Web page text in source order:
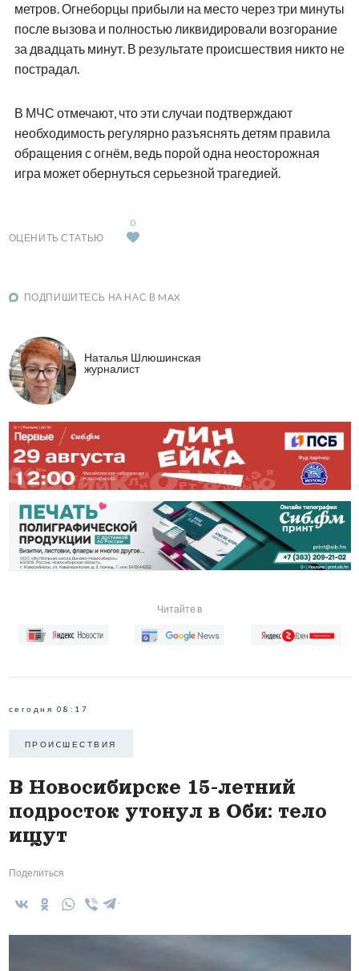
метров. Огнеборцы прибыли на место через три минуты
после вызова и полностью ликвидировали возгорание
за двадцать минут. В результате происшествия никто не
пострадал.
В МЧС отмечают, что эти случаи подтверждают
необходимость регулярно разъяснять детям правила
обращения с огнём, ведь порой одна неосторожная
игра может обернуться серьезной трагедией.
ОЦЕНИТЬ СТАТЬЮ
0
ПОДПИШИТЕСЬ НА НАС В MAX
Наталья Шлюшинская
журналист
Читайте в
сегодня 08:17
ПРОИCШЕСТВИЯ
В Новосибирске 15-летний
подросток утонул в Оби: тело
ищут
Поделиться